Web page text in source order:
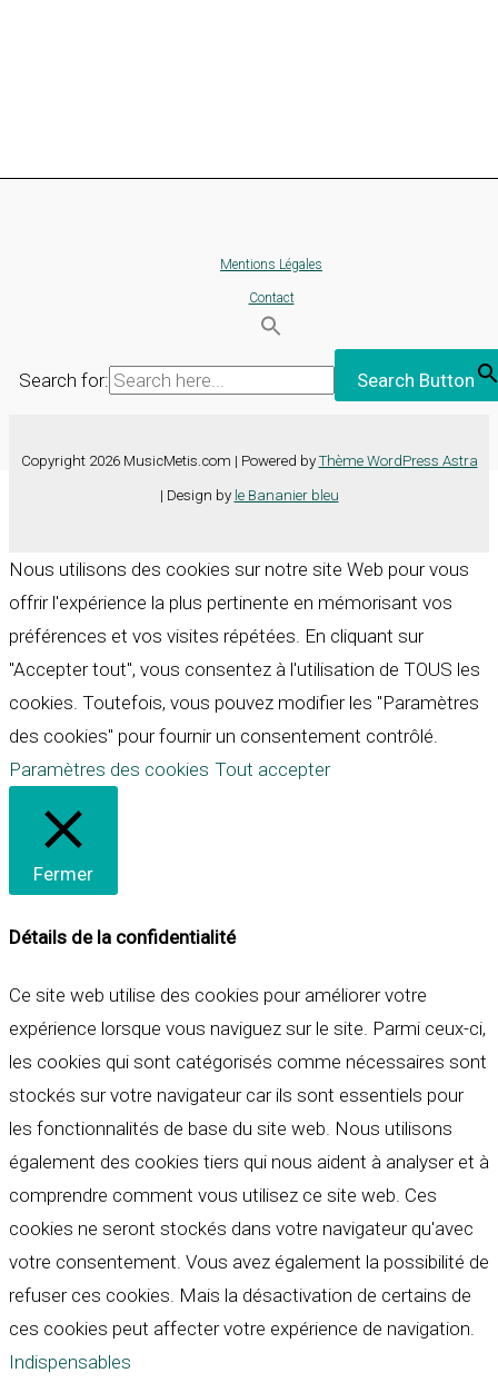
Mentions Légales
Contact
Search for: Search Button
Copyright 2026 MusicMetis.com | Powered by Thème WordPress Astra
| Design by le Bananier bleu
Nous utilisons des cookies sur notre site Web pour vous
offrir l'expérience la plus pertinente en mémorisant vos
préférences et vos visites répétées. En cliquant sur
"Accepter tout", vous consentez à l'utilisation de TOUS les
cookies. Toutefois, vous pouvez modifier les "Paramètres
des cookies" pour fournir un consentement contrôlé.
Paramètres des cookies Tout accepter
Fermer
Détails de la confidentialité
Ce site web utilise des cookies pour améliorer votre
expérience lorsque vous naviguez sur le site. Parmi ceux-ci,
les cookies qui sont catégorisés comme nécessaires sont
stockés sur votre navigateur car ils sont essentiels pour
les fonctionnalités de base du site web. Nous utilisons
également des cookies tiers qui nous aident à analyser et à
comprendre comment vous utilisez ce site web. Ces
cookies ne seront stockés dans votre navigateur qu'avec
votre consentement. Vous avez également la possibilité de
refuser ces cookies. Mais la désactivation de certains de
ces cookies peut affecter votre expérience de navigation.
Indispensables